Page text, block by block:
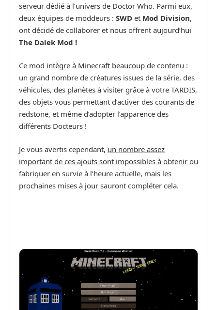
serveur dédié à l’univers de Doctor Who. Parmi eux,
deux équipes de moddeurs : SWD et Mod Division,
ont décidé de collaborer et nous offrent aujourd’hui
The Dalek Mod !
Ce mod intègre à Minecraft beaucoup de contenu :
un grand nombre de créatures issues de la série, des
véhicules, des planètes à visiter grâce à votre TARDIS,
des objets vous permettant d’activer des courants de
redstone, et même d’adopter l’apparence des
différents Docteurs !
Je vous avertis cependant, un nombre assez
important de ces ajouts sont impossibles à obtenir ou
fabriquer en survie à l’heure actuelle, mais les
prochaines mises à jour sauront compléter cela.